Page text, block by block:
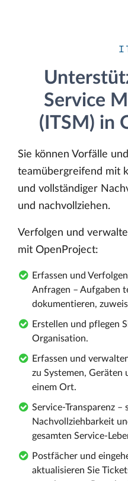
Service
(ITSM) in
Sie können Vorfälle
teamübergreifend mit
und vollständiger
und nachvollziehen.
Verfolgen und
mit OpenProject:
Erfassen und
Anfragen – Aufgaben
dokumentieren,
Erstellen und pflegen
Organisation.
Erfassen und
zu Systemen, Geräten
einem Ort.
Service-Transparenz –
Nachvollziehbarkeit
gesamten Service-
Postfächer und
aktualisieren Sie